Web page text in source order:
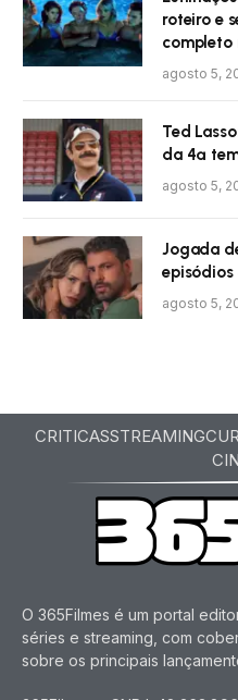
roteiro e
completo
agosto 5,
Ted
da 4ª
agosto 5,
Jogada
episódios
agosto 5,
CRITICASSTREAMING
O 365Filmes é um portal
séries e streaming, com
sobre os principais